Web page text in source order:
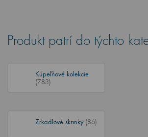
Produkt patrí do týchto
Kúpeľňové kolekcie
(783)
Zrkadlové skrinky (86)